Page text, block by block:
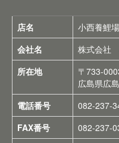
店名
小西養鯉場
会社名
株式会社
所在地
〒733-
広島県広
電話番号
082-237-
FAX番号
082-237-